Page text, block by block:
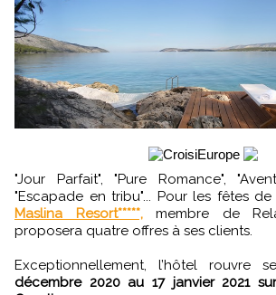
"Jour Parfait", "Pure Romance", "Aventure Épicurienne",
"Escapade en tribu"... Pour les fêtes de
Maslina Resort*****,membre de
proposera quatre offres à ses clients.
Exceptionnellement, l’hôtel rouvre
décembre 2020 au 17 janvier 2021